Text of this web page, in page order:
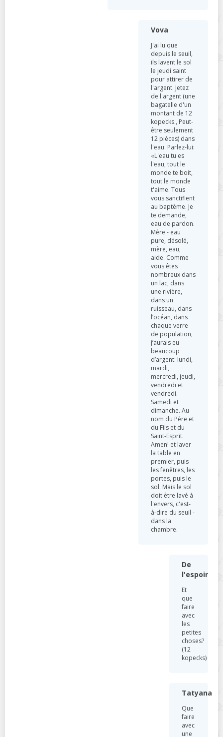
Vova
J'ai lu que
depuis le seuil,
ils lavent le sol
le jeudi saint
pour attirer de
l'argent. Jetez
de l'argent (une
bagatelle d'un
montant de 12
kopecks., Peut-
être seulement
12 pièces) dans
l'eau. Parlez-lui:
«L'eau tu es
l'eau, tout le
monde te boit,
tout le monde
t'aime. Tous
vous sanctifient
au baptême. Je
te demande,
eau de pardon.
Mère - eau
pure, désolé,
mère, eau,
aide. Comme
vous êtes
nombreux dans
un lac, dans
une rivière,
dans un
ruisseau, dans
l’océan, dans
chaque verre
de population,
j’aurais eu
beaucoup
d’argent: lundi,
mardi,
mercredi, jeudi,
vendredi et
vendredi.
Samedi et
dimanche. Au
nom du Père et
du Fils et du
Saint-Esprit.
Amen! et laver
la table en
premier, puis
les fenêtres, les
portes, puis le
sol. Mais le sol
doit être lavé à
l'envers, c'est-
à-dire du seuil -
dans la
chambre.
De
l'espoir
Et
que
faire
avec
les
petites
choses?
(12
kopecks)
Tatyana
Que
faire
avec
une